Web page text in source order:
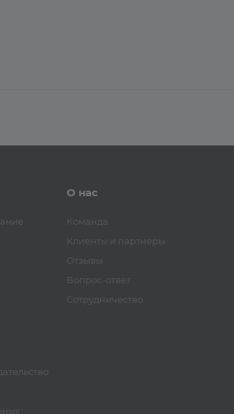
О нас
Команда
Клиенты и партнеры
Отзывы
Вопрос-ответ
Сотрудничество